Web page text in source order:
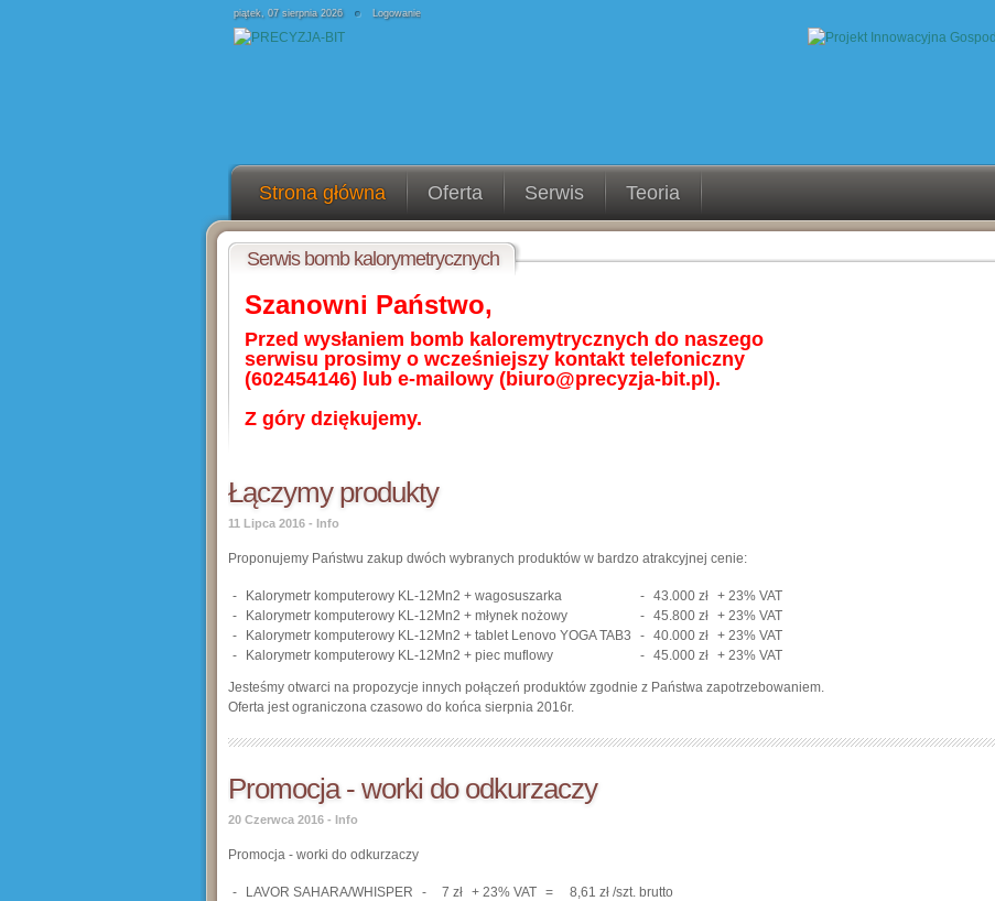
piątek, 07 sierpnia 2026 Logowanie
Strona główna Oferta Serwis Teoria
Serwis bomb kalorymetrycznych
Szanowni Państwo,
Przed wysłaniem bomb kaloremytrycznych do naszego
serwisu prosimy o wcześniejszy kontakt telefoniczny
(602454146) lub e-mailowy (biuro@precyzja-bit.pl).
Z góry dziękujemy.
Łączymy produkty
11 Lipca 2016 - Info
Proponujemy Państwu zakup dwóch wybranych produktów w bardzo atrakcyjnej cenie:
-
-
-
-
Kalorymetr komputerowy KL-12Mn2 + wagosuszarka
Kalorymetr komputerowy KL-12Mn2 + młynek nożowy
Kalorymetr komputerowy KL-12Mn2 + tablet Lenovo YOGA TAB3
Kalorymetr komputerowy KL-12Mn2 + piec muflowy
-
-
-
-
43.000 zł
45.800 zł
40.000 zł
45.000 zł
+ 23% VAT
+ 23% VAT
+ 23% VAT
+ 23% VAT
Jesteśmy otwarci na propozycje innych połączeń produktów zgodnie z Państwa zapotrzebowaniem.
Oferta jest ograniczona czasowo do końca sierpnia 2016r.
Promocja - worki do odkurzaczy
20 Czerwca 2016 - Info
Promocja - worki do odkurzaczy
-
LAVOR SAHARA/WHISPER
-
7 zł + 23% VAT =
8,61 zł /szt. brutto